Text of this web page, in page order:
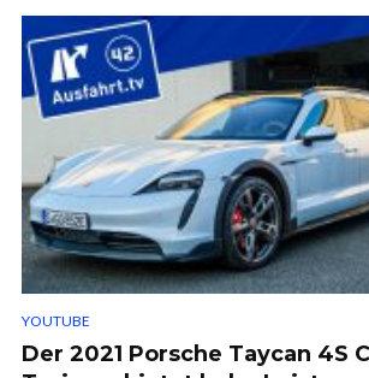
YOUTUBE
Der 2021 Porsche Taycan 4S